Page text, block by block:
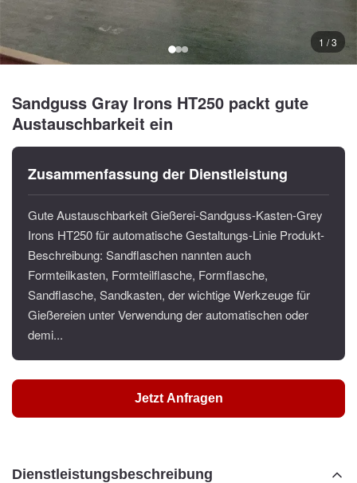
1 / 3
Sandguss Gray Irons HT250 packt gute
Austauschbarkeit ein
Zusammenfassung der Dienstleistung
Gute Austauschbarkeit Gießerei-Sandguss-Kasten-Grey
Irons HT250 für automatische Gestaltungs-Linie Produkt-
Beschreibung: Sandflaschen nannten auch
Formteilkasten, Formteilflasche, Formflasche,
Sandflasche, Sandkasten, der wichtige Werkzeuge für
Gießereien unter Verwendung der automatischen oder
demi...
Jetzt Anfragen
Dienstleistungsbeschreibung